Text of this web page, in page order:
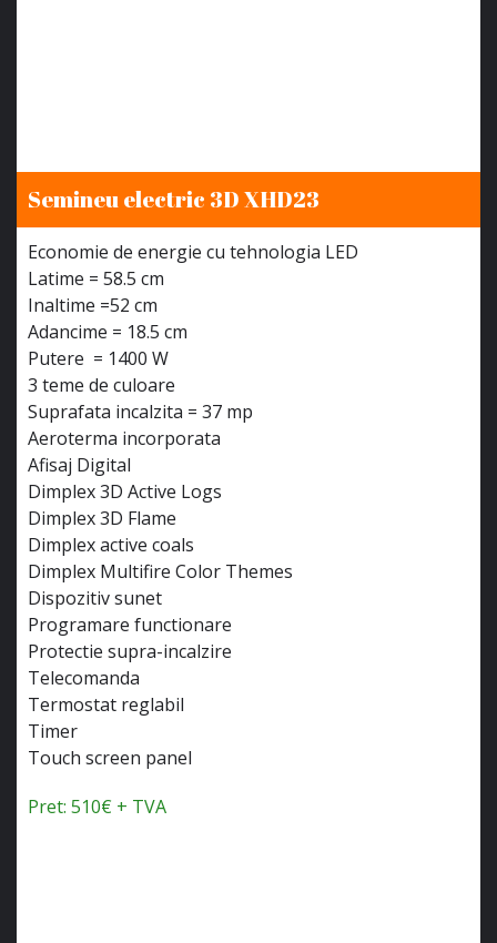
Semineu electric 3D XHD23
Economie de energie cu tehnologia LED
Latime = 58.5 cm
Inaltime =52 cm
Adancime = 18.5 cm
Putere = 1400 W
3 teme de culoare
Suprafata incalzita = 37 mp
Aeroterma incorporata
Afisaj Digital
Dimplex 3D Active Logs
Dimplex 3D Flame
Dimplex active coals
Dimplex Multifire Color Themes
Dispozitiv sunet
Programare functionare
Protectie supra-incalzire
Telecomanda
Termostat reglabil
Timer
Touch screen panel
Pret: 510€ + TVA